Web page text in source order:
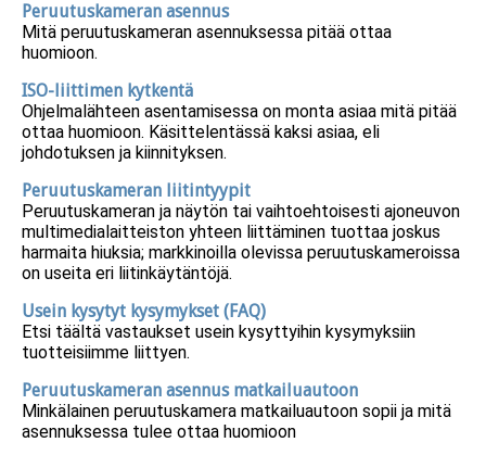
Peruutuskameran asennus
Mitä peruutuskameran asennuksessa pitää ottaa
huomioon.
ISO-liittimen kytkentä
Ohjelmalähteen asentamisessa on monta asiaa mitä pitää
ottaa huomioon. Käsittelentässä kaksi asiaa, eli
johdotuksen ja kiinnityksen.
Peruutuskameran liitintyypit
Peruutuskameran ja näytön tai vaihtoehtoisesti ajoneuvon
multimedialaitteiston yhteen liittäminen tuottaa joskus
harmaita hiuksia; markkinoilla olevissa peruutuskameroissa
on useita eri liitinkäytäntöjä.
Usein kysytyt kysymykset (FAQ)
Etsi täältä vastaukset usein kysyttyihin kysymyksiin
tuotteisiimme liittyen.
Peruutuskameran asennus matkailuautoon
Minkälainen peruutuskamera matkailuautoon sopii ja mitä
asennuksessa tulee ottaa huomioon